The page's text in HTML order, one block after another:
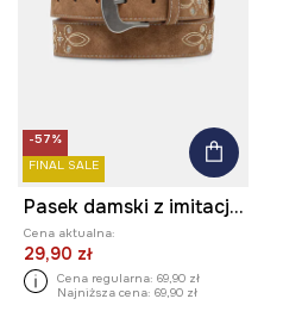
-57%
FINAL SALE
Pasek damski z imitacji zamszu
Cena aktualna:
29,90 zł
Cena regularna: 69,90 zł
Najniższa cena: 69,90 zł